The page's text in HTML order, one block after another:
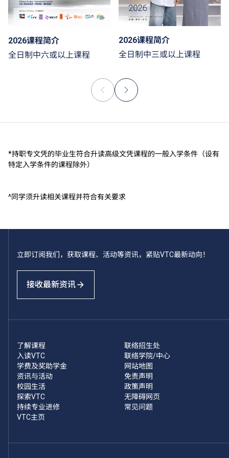
2026课程简介
全日制中六或以上课程
2026课程简介
全日制中三或以上课程
*持职专文凭的毕业生符合升读高级文凭课程的一般入学条件（设有
特定入学条件的课程除外）
^同学须升读相关课程并符合有关要求
立即订阅我们，获取课程、活动等资讯，紧贴VTC最新动向！
接收最新资讯
了解课程
入读VTC
学费及奖助学金
资讯与活动
校园生活
探索VTC
持续专业进修
VTC主页
联络招生处
联络学院/中心
网站地图
免责声明
政策声明
无障碍网页
常见问题